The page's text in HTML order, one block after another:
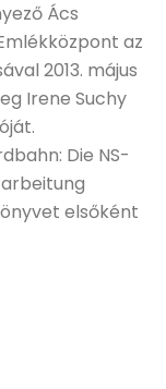
Ács
az
2013. május
Irene Suchy
Die NS-
elsőként